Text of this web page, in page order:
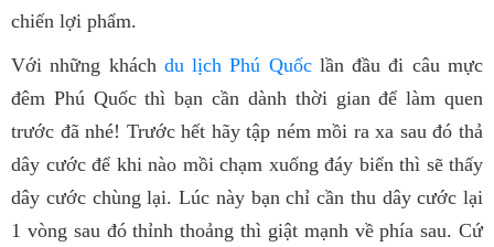
chiến lợi phẩm.
Với những khách du lịch Phú Quốclần đầu đi câu mực
đêm Phú Quốc thì bạn cần dành thời gian để làm quen
trước đã nhé! Trước hết hãy tập ném mồi ra xa sau đó thả
dây cước để khi nào mồi chạm xuống đáy biển thì sẽ thấy
dây cước chùng lại. Lúc này bạn chỉ cần thu dây cước lại
1 vòng sau đó thỉnh thoảng thì giật mạnh về phía sau. Cứ